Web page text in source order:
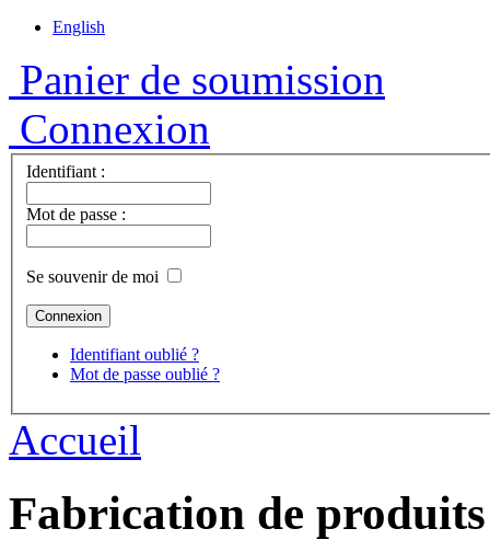
English
Panier de soumission
Connexion
Identifiant :
Mot de passe :
Se souvenir de moi
Identifiant oublié ?
Mot de passe oublié ?
Accueil
Fabrication de